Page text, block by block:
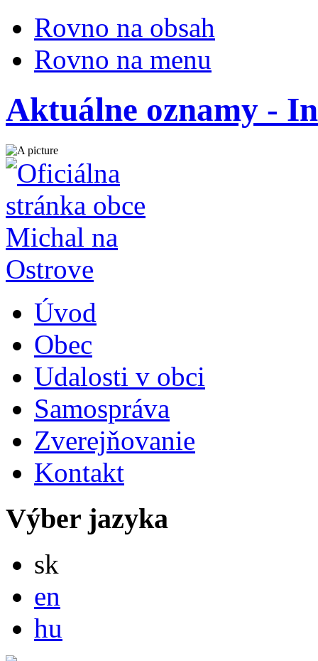
Rovno na obsah
Rovno na menu
Aktuálne oznamy -
Úvod
Obec
Udalosti v obci
Samospráva
Zverejňovanie
Kontakt
Výber jazyka
sk
en
hu